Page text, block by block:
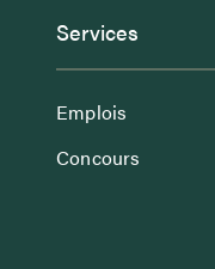
Services
Emplois
Concours